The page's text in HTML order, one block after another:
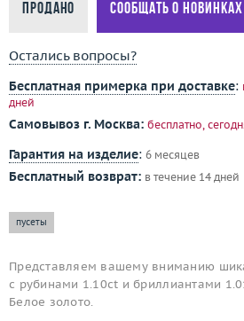
Продано Сообщать о новинках
Остались вопросы?
Бесплатная примерка при доставке:
дней
Самовывоз г. Москва: бесплатно,
Гарантия на изделие: 6 месяцев
Бесплатный возврат: в течение 14 дней
пусеты
Представляем вашему вниманию
с рубинами 1.10ct и бриллиантами
Белое золото.